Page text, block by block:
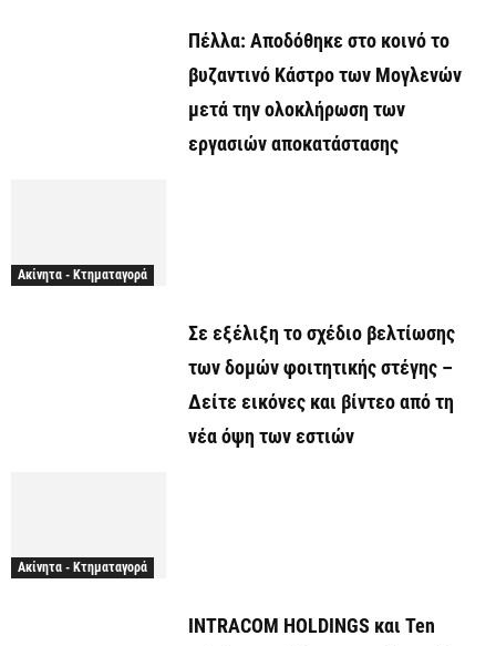
Πέλλα: Αποδόθηκε στο κοινό το
βυζαντινό Κάστρο των Μογλενών
μετά την ολοκλήρωση των
εργασιών αποκατάστασης
Ακίνητα - Κτηματαγορά
Σε εξέλιξη το σχέδιο βελτίωσης
των δομών φοιτητικής στέγης –
Δείτε εικόνες και βίντεο από τη
νέα όψη των εστιών
Ακίνητα - Κτηματαγορά
INTRACOM HOLDINGS και Ten